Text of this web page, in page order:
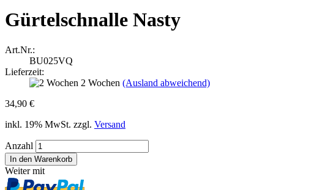
Gürtelschnalle Nasty
Art.Nr.:
BU025VQ
Lieferzeit:
2 Wochen (Ausland abweichend)
34,90 €
inkl. 19% MwSt. zzgl. Versand
Anzahl
Weiter mit